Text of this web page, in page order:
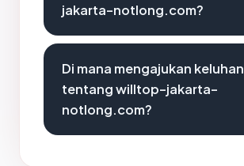
jakarta-notlong.com?
Di mana mengajukan keluhan
tentang willtop-jakarta-
notlong.com?